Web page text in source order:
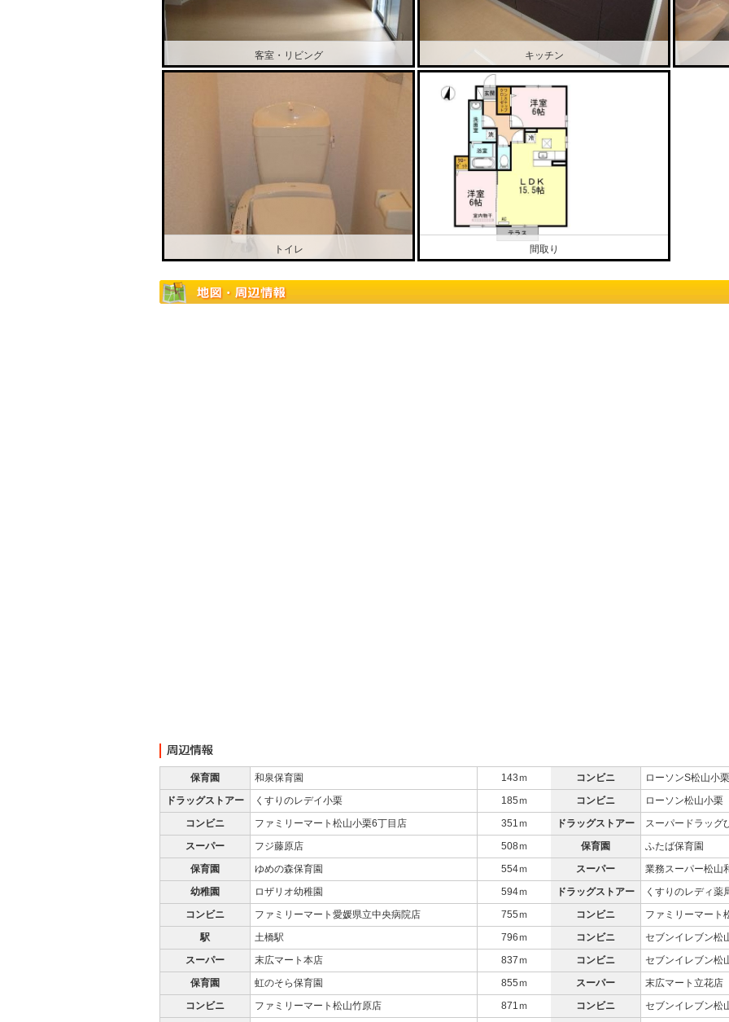
客室・リビング キッチン
トイレ 間取り
保育園 和泉保育園 143ｍ コンビニ
ローソンS松山小
ドラッグストアー
くすりのレデイ小栗 185ｍ コンビニ
ローソン松山小栗
コンビニ
ファミリーマート松山小栗6丁目店 351ｍ ドラッグストアー
スーパードラッグ
スーパー
フジ藤原店 508ｍ 保育園
ふたば保育園
保育園
ゆめの森保育園 554ｍ スーパー
業務スーパー松山
幼稚園
ロザリオ幼稚園 594ｍ ドラッグストアー
くすりのレディ薬
コンビニ
ファミリーマート愛媛県立中央病院店 755ｍ コンビニ
ファミリーマート
駅
土橋駅 796ｍ コンビニ
セブンイレブン松
スーパー
末広マート本店 837ｍ コンビニ
セブンイレブン松
保育園
虹のそら保育園 855ｍ スーパー
末広マート立花店
コンビニ
ファミリーマート松山竹原店 871ｍ コンビニ
セブンイレブン松